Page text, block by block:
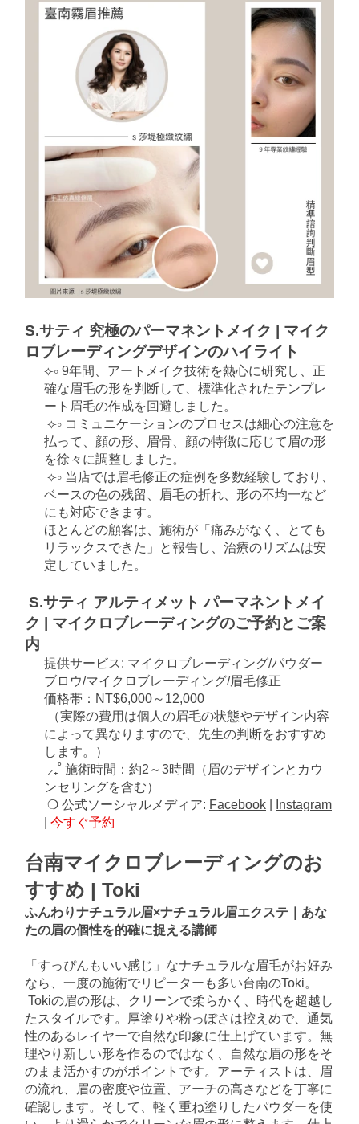
S.サティ 究極のパーマネントメイク | マイク
ロブレーディングデザインのハイライト
⟣∘ 9年間、アートメイク技術を熱心に研究し、正
確な眉毛の形を判断して、標準化されたテンプレ
ート眉毛の作成を回避しました。
⟣∘ コミュニケーションのプロセスは細心の注意を
払って、顔の形、眉骨、顔の特徴に応じて眉の形
を徐々に調整しました。
⟣∘ 当店では眉毛修正の症例を多数経験しており、
ベースの色の残留、眉毛の折れ、形の不均一など
にも対応できます。
ほとんどの顧客は、施術が「痛みがなく、とても
リラックスできた」と報告し、治療のリズムは安
定していました。
S.サティ アルティメット パーマネントメイ
ク | マイクロブレーディングのご予約とご案
内
提供サービス: マイクロブレーディング/パウダー
ブロウ/マイクロブレーディング/眉毛修正
価格帯：NT$6,000～12,000
（実際の費用は個人の眉毛の状態やデザイン内容
によって異なりますので、先生の判断をおすすめ
します。）
⸝₊˚ 施術時間：約2～3時間（眉のデザインとカウ
ンセリングを含む）
❍ 公式ソーシャルメディア: Facebook
Instagram
今すぐ予約
台南マイクロブレーディングのお
すすめ | Toki
ふんわりナチュラル眉×ナチュラル眉エクステ｜あな
たの眉の個性を的確に捉える講師
「すっぴんもいい感じ」なナチュラルな眉毛がお好み
なら、一度の施術でリピーターも多い台南のToki。
Tokiの眉の形は、クリーンで柔らかく、時代を超越し
たスタイルです。厚塗りや粉っぽさは控えめで、通気
性のあるレイヤーで自然な印象に仕上げています。無
理やり新しい形を作るのではなく、自然な眉の形をそ
のまま活かすのがポイントです。アーティストは、眉
の流れ、眉の密度や位置、アーチの高さなどを丁寧に
確認します。そして、軽く重ね塗りしたパウダーを使